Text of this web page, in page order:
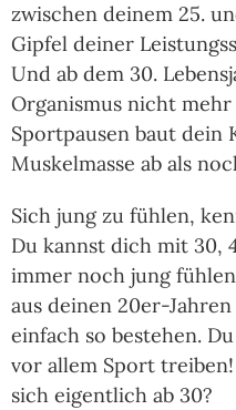
zwischen deinem 25.
Gipfel deiner
Und ab dem 30.
Organismus nicht
Sportpausen baut dein
Muskelmasse ab als
Sich jung zu fühlen,
Du kannst dich mit 30,
immer noch jung
aus deinen 20er-
einfach so bestehen.
vor allem Sport
sich eigentlich ab 30?